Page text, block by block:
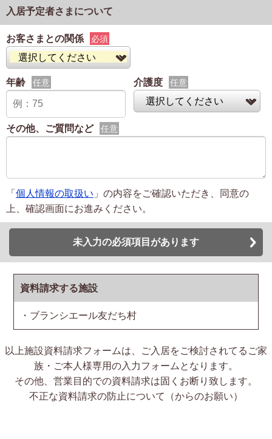
入居予定者さまについて
お客さまとの関係 必須
年齢 任意 介護度 任意
その他、ご質問など 任意
「個人情報の取扱い 」の内容をご確認いただき、同意の
上、確認画面にお進みください。
未入力の必須項目があります
資料請求する施設
・ブランシエール友だち村
以上施設資料請求フォームは、ご入居をご検討されてるご家
族・ご本人様専用の入力フォームとなります。
その他、営業目的での資料請求は固くお断り致します。
不正な資料請求の防止について（からのお願い）